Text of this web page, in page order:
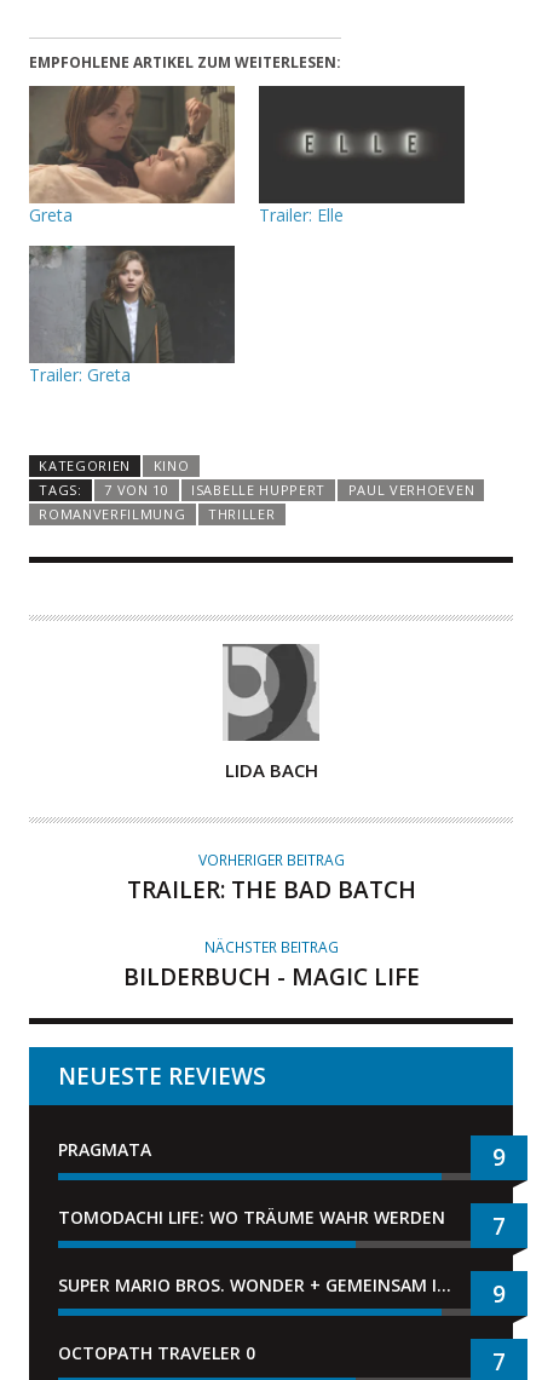
EMPFOHLENE ARTIKEL ZUM WEITERLESEN:
Greta Trailer: Elle
Trailer: Greta
KATEGORIEN
KINO
TAGS:
7 VON 10 ISABELLE HUPPERT
PAUL VERHOEVEN
ROMANVERFILMUNG
THRILLER
T
LIDA BACH
VORHERIGER BEITRAG
TRAILER: THE BAD BATCH
NÄCHSTER BEITRAG
BILDERBUCH - MAGIC LIFE
NEUESTE REVIEWS
PRAGMATA 9
TOMODACHI LIFE: WO TRÄUME WAHR WERDEN 7
SUPER MARIO BROS. WONDER + GEMEINSAM IM BELLABEL-PARK 9
OCTOPATH TRAVELER 0 7